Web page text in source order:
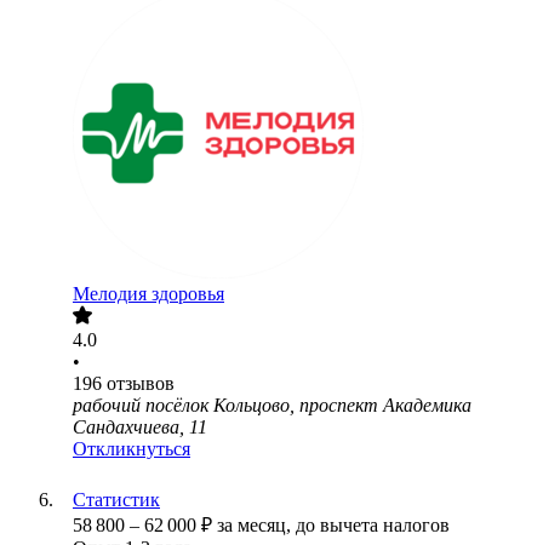
Мелодия здоровья
4.0
•
196 отзывов
рабочий посёлок Кольцово, проспект Академика
Сандахчиева, 11
Откликнуться
Статистик
58 800 – 62 000 ₽ за месяц, до вычета налогов